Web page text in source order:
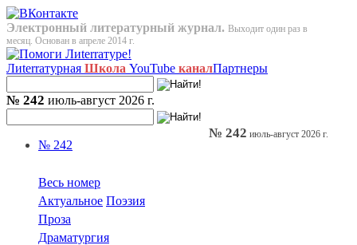
Электронный литературный журнал. Выходит один раз в
месяц. Основан в апреле 2014 г.
Лиterraтурная Школа YouTube каналПартнеры
№ 242 июль-август 2026 г.
№ 242
Весь номер
Актуальное Поэзия
Проза
Драматургия
№ 242 июль-август 2026 г.